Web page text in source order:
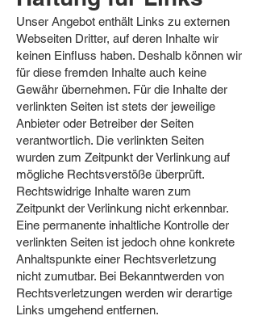
Unser Angebot enthält Links zu externen
Webseiten Dritter, auf deren Inhalte wir
keinen Einfluss haben. Deshalb können wir
für diese fremden Inhalte auch keine
Gewähr übernehmen. Für die Inhalte der
verlinkten Seiten ist stets der jeweilige
Anbieter oder Betreiber der Seiten
verantwortlich. Die verlinkten Seiten
wurden zum Zeitpunkt der Verlinkung auf
mögliche Rechtsverstöße überprüft.
Rechtswidrige Inhalte waren zum
Zeitpunkt der Verlinkung nicht erkennbar.
Eine permanente inhaltliche Kontrolle der
verlinkten Seiten ist jedoch ohne konkrete
Anhaltspunkte einer Rechtsverletzung
nicht zumutbar. Bei Bekanntwerden von
Rechtsverletzungen werden wir derartige
Links umgehend entfernen.